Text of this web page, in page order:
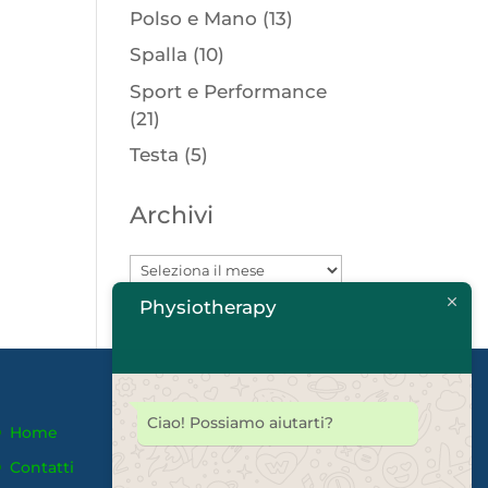
Polso e Mano (13)
Spalla (10)
Sport e Performance
(21)
Testa (5)
Archivi
Archivi
Home
Contatti
Physiotherapy
Ciao! Possiamo aiutarti?